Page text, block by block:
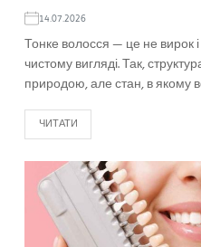
14.07.2026
Тонке волосся — це не вирок
чистому вигляді. Так,
природою, але стан, в якому
ЧИТАТИ